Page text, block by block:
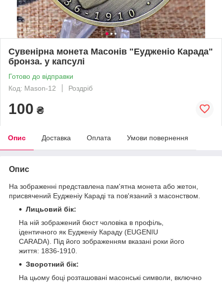
Сувенірна монета Масонів "Еудженіо Карада"
бронза. у капсулі
Готово до відправки
Код: Mason-12
Роздріб
100 ₴
Опис Доставка Оплата Умови повернення
Опис
На зображенні представлена пам'ятна монета або жетон,
присвячений Еудженіу Караді та пов'язаний з масонством.
Лицьовий бік:
На ній зображений бюст чоловіка в профіль,
ідентичного як Еудженіу Караду (EUGENIU
CARADA). Під його зображенням вказані роки його
життя: 1836-1910.
Зворотний бік:
На цьому боці розташовані масонські символи, включно